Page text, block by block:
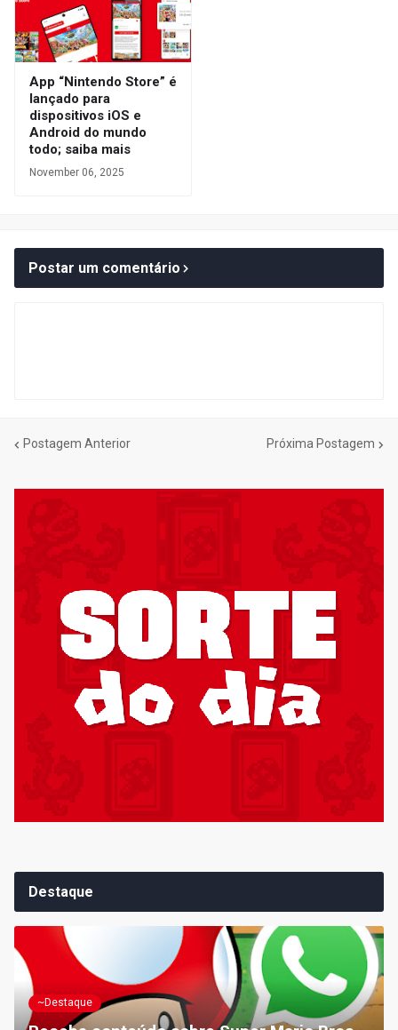
App “Nintendo Store” é
lançado para
dispositivos iOS e
Android do mundo
todo; saiba mais
November 06, 2025
Postar um comentário
Postagem Anterior Próxima Postagem
Destaque
~Destaque